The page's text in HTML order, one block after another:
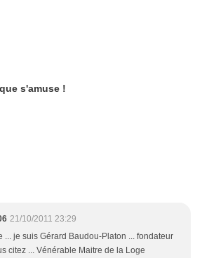
s'amuse !
21/10/2011 23:29
... je suis Gérard Baudou-Platon ... fondateur
citez ... Vénérable Maitre de la Loge